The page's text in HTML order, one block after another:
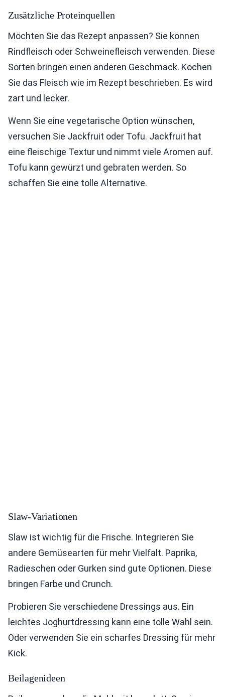
Zusätzliche Proteinquellen
Möchten Sie das Rezept anpassen? Sie können
Rindfleisch oder Schweinefleisch verwenden. Diese
Sorten bringen einen anderen Geschmack. Kochen
Sie das Fleisch wie im Rezept beschrieben. Es wird
zart und lecker.
Wenn Sie eine vegetarische Option wünschen,
versuchen Sie Jackfruit oder Tofu. Jackfruit hat
eine fleischige Textur und nimmt viele Aromen auf.
Tofu kann gewürzt und gebraten werden. So
schaffen Sie eine tolle Alternative.
Slaw-Variationen
Slaw ist wichtig für die Frische. Integrieren Sie
andere Gemüsearten für mehr Vielfalt. Paprika,
Radieschen oder Gurken sind gute Optionen. Diese
bringen Farbe und Crunch.
Probieren Sie verschiedene Dressings aus. Ein
leichtes Joghurtdressing kann eine tolle Wahl sein.
Oder verwenden Sie ein scharfes Dressing für mehr
Kick.
Beilagenideen